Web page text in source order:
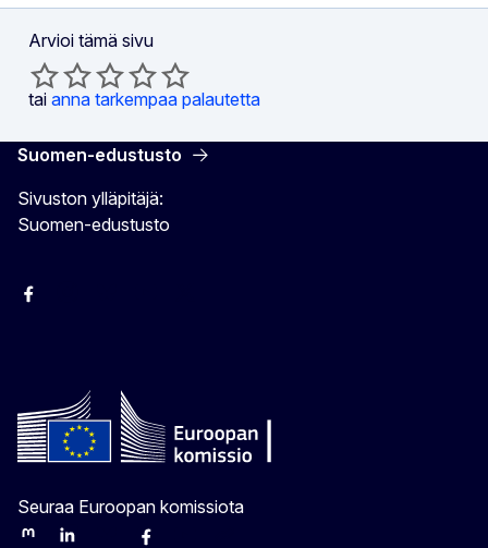
Arvioi tämä sivu
tai anna tarkempaa palautetta
Suomen-edustusto
Sivuston ylläpitäjä:
Suomen-edustusto
Facebook
Seuraa Euroopan komissiota
MastodonLinkedInBlueskyFacebook